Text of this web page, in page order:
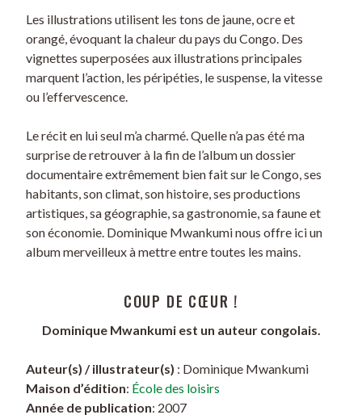
Les illustrations utilisent les tons de jaune, ocre et
orangé, évoquant la chaleur du pays du Congo. Des
vignettes superposées aux illustrations principales
marquent l’action, les péripéties, le suspense, la vitesse
ou l’effervescence.
Le récit en lui seul m’a charmé. Quelle n’a pas été ma
surprise de retrouver à la fin de l’album un dossier
documentaire extrêmement bien fait sur le Congo, ses
habitants, son climat, son histoire, ses productions
artistiques, sa géographie, sa gastronomie, sa faune et
son économie. Dominique Mwankumi nous offre ici un
album merveilleux à mettre entre toutes les mains.
COUP DE CŒUR !
Dominique Mwankumi est un auteur congolais.
Auteur(s) / illustrateur(s) : Dominique Mwankumi
Maison d’édition: École des loisirs
Année de publication: 2007